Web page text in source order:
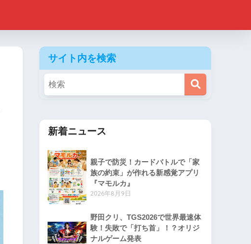
サイト内を検索
新着ニュース
親子で防災！カードバトルで「家
族の約束」が作れる新感覚アプリ
『マモルカ』
2026年8月9日
野田クリ、TGS2026で世界最速体
験！失敗で「打ち首」！？オリジ
ナルゲーム発表